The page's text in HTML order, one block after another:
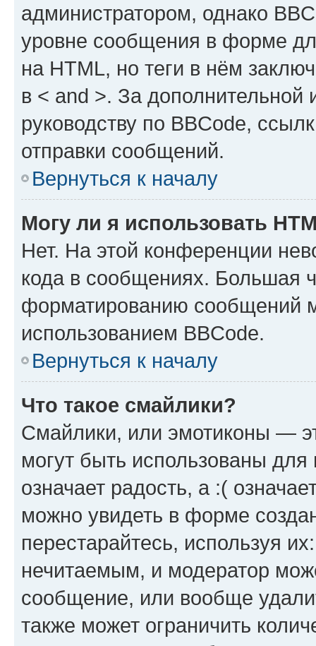
администратором, однако
уровне сообщения в форме
на HTML, но теги в нём
в < and >. За
руководству по BBCode,
отправки сообщений.
Вернуться к началу
Могу ли я использовать
Нет. На этой конференции
кода в сообщениях. Большая
форматированию сообщений
использованием BBCode.
Вернуться к началу
Что такое смайлики?
Смайлики, или эмотиконы —
могут быть использованы
означает радость, а :(
можно увидеть в форме
перестарайтесь, используя
нечитаемым, и модератор
сообщение, или вообще
также может ограничить